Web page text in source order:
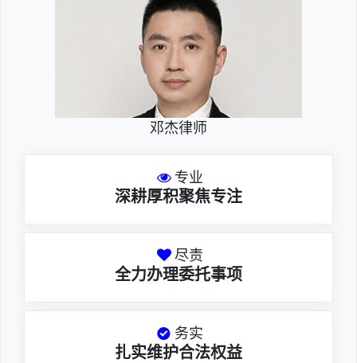
邓杰律师
专业
深耕厚积聚焦专注
尽责
全力办理委托事项
务实
扎实维护合法权益